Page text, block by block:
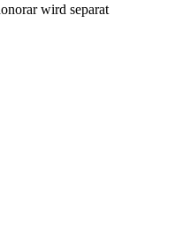
wird separat